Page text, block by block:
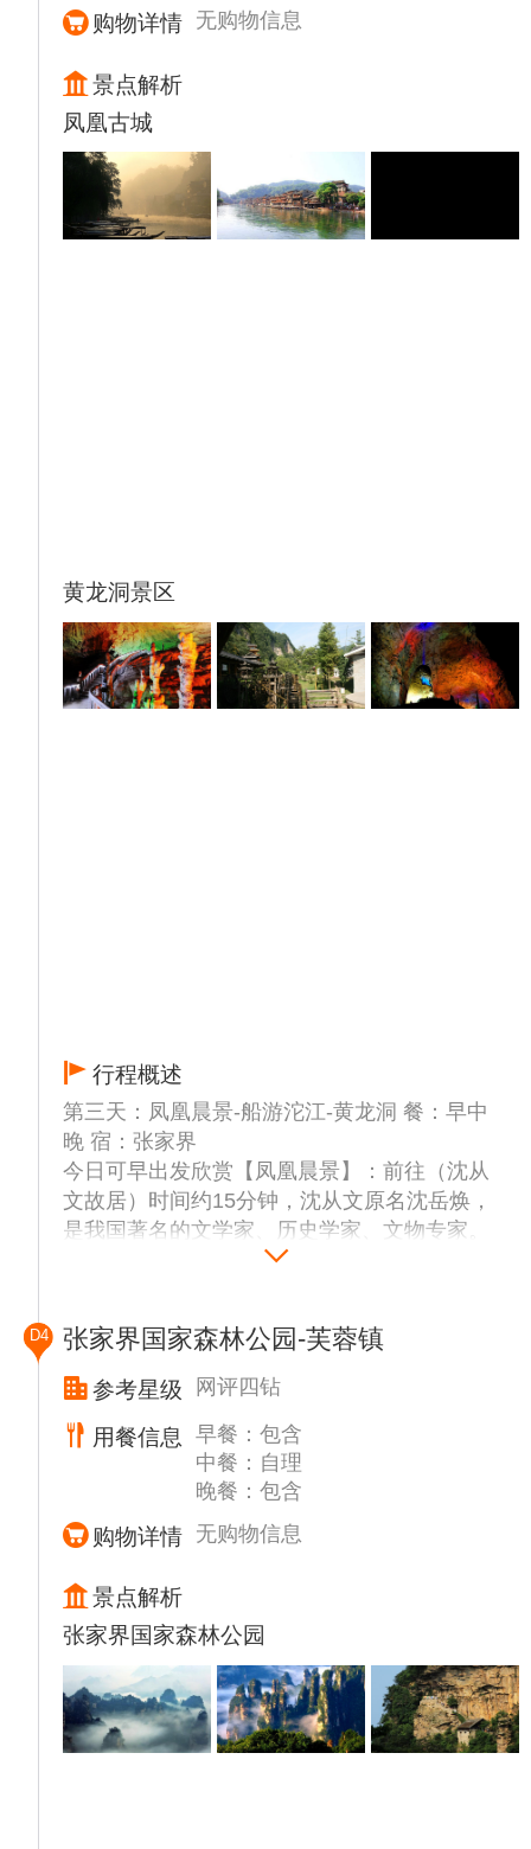
2、由于毛主席故居实行实名制限量预约， 如
未能预约成功，敬请理解实行外观故居
3、凤凰古城为敞开式民用商业区，特色商品
导游义务介绍，旅游者购物行为为自主选择，
旅行社不接受、凤凰区域旅游者购物方面的投
诉及退换货的要求。建议有购物需求的旅游者
提前了解相关信息，尽量选择大型资质齐全的
购物商城购物。
购物详情 无购物信息
景点解析
凤凰古城
黄龙洞景区
行程概述
第三天：凤凰晨景-船游沱江-黄龙洞 餐：早中
晚 宿：张家界
今日可早出发欣赏【凤凰晨景】：前往（沈从
文故居）时间约15分钟，沈从文原名沈岳焕，
是我国著名的文学家、历史学家、文物专家。
被誉为世界乡土文学之父。他不仅是中华民族
作的500多万字的作品，是世界的文学瑰宝，
也给后人研究中国和湘西留下了宝贵的历史文
献。
（船游沱江）时间约20分钟 沱江河是凤凰古
城的母亲河，她依着城墙缓缓流淌，世世代代
哺育着古城儿女。坐上乌蓬船，听着艄公的号
子，看着两岸已有百年历史的土家吊脚楼，别
有一番韵味。顺水而下，穿过虹桥一幅江南水
【万寿宫】（时间约15分钟）你会看到一座雄
伟的会馆，她设计精巧独特，雕琢玲珑剔透，
或飞檐翘角，或回廊游转，或卧龙啸空，或奇
兽驰骋，可以说是点雨楼台荟萃的建筑艺术大
观。尔后可逛网红打卡地翠翠街（苗家人谈情
说爱的地方）时间约10分钟，还原翠翠的故
D4 张家界国家森林公园-芙蓉镇
参考星级 网评四钻
用餐信息
早餐：包含
中餐：自理
晚餐：包含
购物详情 无购物信息
景点解析
张家界国家森林公园